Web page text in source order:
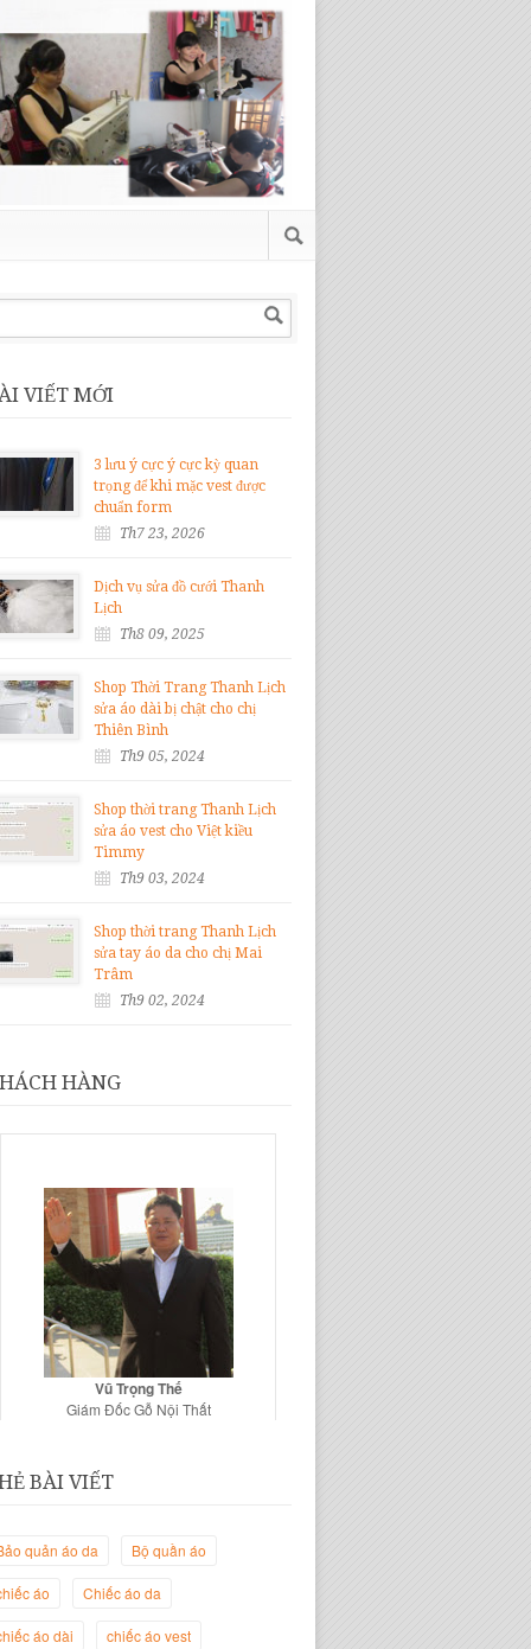
VIẾT MỚI
3 lưu ý cực ý cực kỳ quan
trọng để khi mặc vest được
chuẩn form
Th7 23, 2026
Dịch vụ sửa đồ cưới Thanh
Lịch
Th8 09, 2025
Shop Thời Trang Thanh Lịch
sửa áo dài bị chật cho chị
Thiên Bình
Th9 05, 2024
Shop thời trang Thanh Lịch
sửa áo vest cho Việt kiều
Timmy
Th9 03, 2024
Shop thời trang Thanh Lịch
sửa tay áo da cho chị Mai
Trâm
Th9 02, 2024
HÀNG
Vũ Trọng Thế
Giám Đốc Gỗ Nội Thất
BÀI VIẾT
quản áo da Bộ quần áo
áo Chiếc áo da
áo dài chiếc áo vest